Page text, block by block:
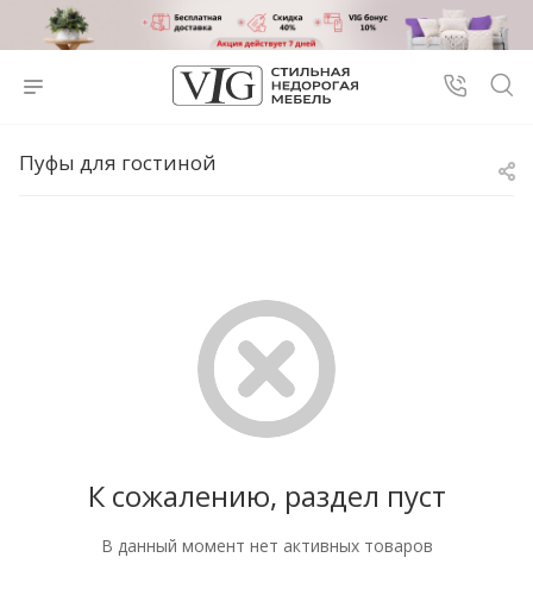
Пуфы для гостиной
К сожалению, раздел пуст
В данный момент нет активных товаров